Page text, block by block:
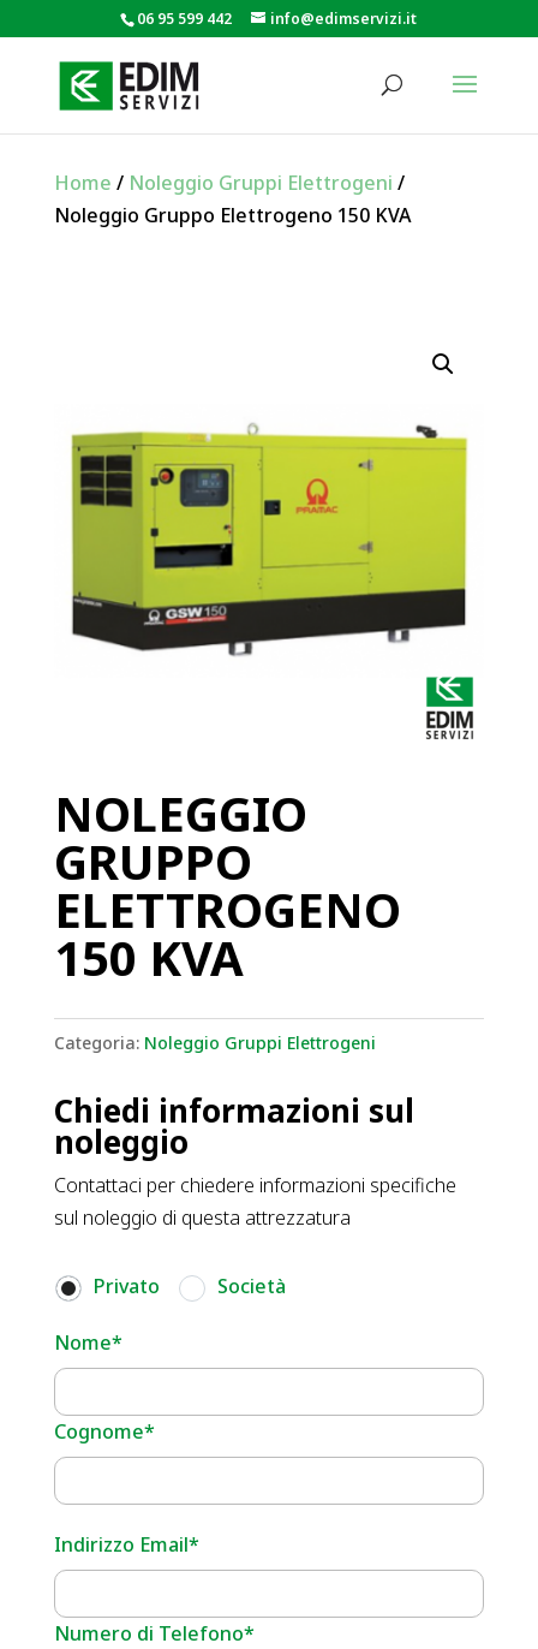
06 95 599 442 info@edimservizi.it
Home / Noleggio Gruppi Elettrogeni /
Noleggio Gruppo Elettrogeno 150 KVA
NOLEGGIO
GRUPPO
ELETTROGENO
150 KVA
Categoria: Noleggio Gruppi Elettrogeni
Chiedi informazioni sul
noleggio
Contattaci per chiedere informazioni specifiche
sul noleggio di questa attrezzatura
Privato Società
Nome*
Cognome*
Indirizzo Email*
Numero di Telefono*